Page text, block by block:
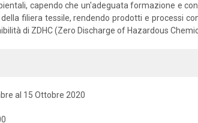
capendo che un'adeguata formazione e
filiera tessile, rendendo prodotti e processi
di ZDHC (Zero Discharge of Hazardous
al 15 Ottobre 2020